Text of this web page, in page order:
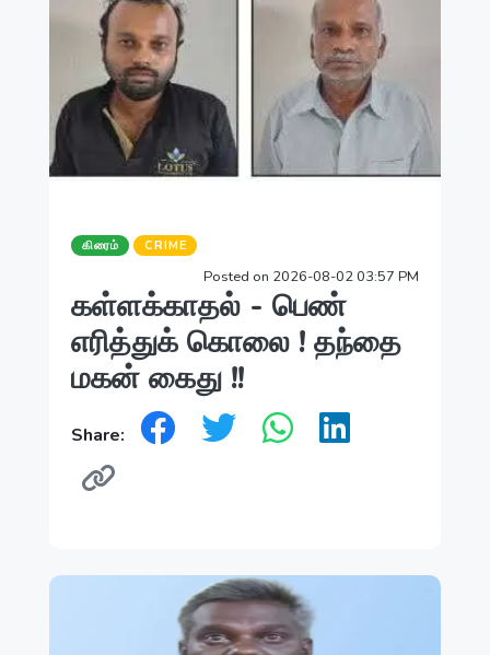
கிரைம் CRIME
Posted on 2026-08-02 03:57 PM
கள்ளக்காதல் - பெண்
எரித்துக் கொலை ! தந்தை
மகன் கைது !!
Share: